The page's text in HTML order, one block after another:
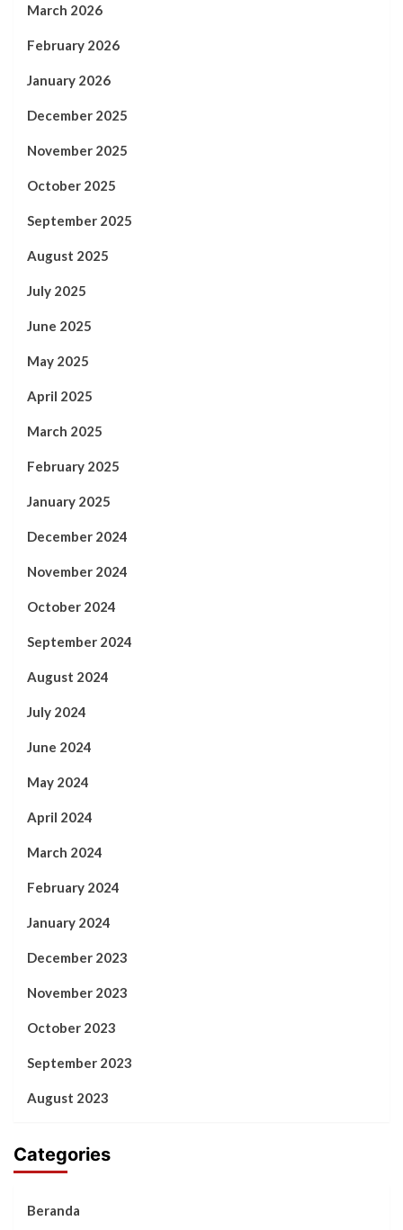
March 2026
February 2026
January 2026
December 2025
November 2025
October 2025
September 2025
August 2025
July 2025
June 2025
May 2025
April 2025
March 2025
February 2025
January 2025
December 2024
November 2024
October 2024
September 2024
August 2024
July 2024
June 2024
May 2024
April 2024
March 2024
February 2024
January 2024
December 2023
November 2023
October 2023
September 2023
August 2023
Categories
Beranda